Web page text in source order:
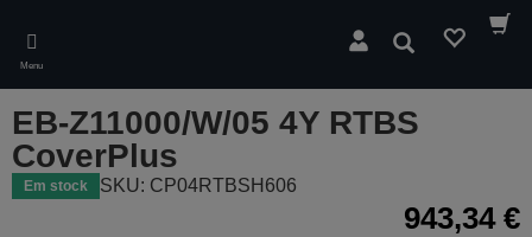
main
content
Menu
Pesquisar
EB-Z11000/W/05 4Y RTBS
CoverPlus
Em stock SKU: CP04RTBSH606
943,34 €